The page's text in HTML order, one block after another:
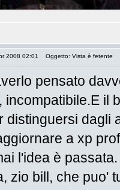
2008 02:01 Oggetto: Vista è fetente
pensato
incompatibile.E il
distinguersi dagli
a xp
l'idea è passata.
zio bill, che puo'